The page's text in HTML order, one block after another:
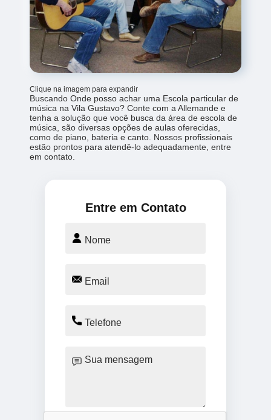
Clique na imagem para expandir
Buscando Onde posso achar uma Escola particular de
música na Vila Gustavo? Conte com a Allemande e
tenha a solução que você busca da área de escola de
música, são diversas opções de aulas oferecidas,
como de piano, bateria e canto. Nossos profissionais
estão prontos para atendê-lo adequadamente, entre
em contato.
Entre em Contato